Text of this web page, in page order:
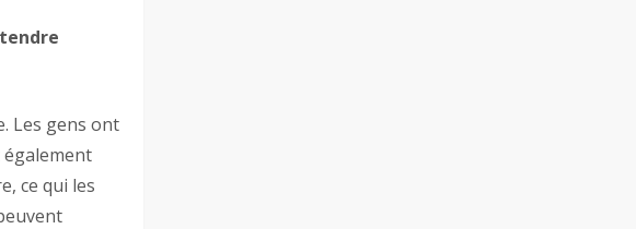
Les gens ont
également
ce qui les